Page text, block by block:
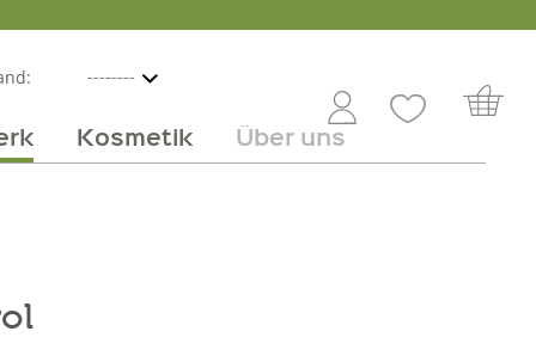
Kosmetik Über uns